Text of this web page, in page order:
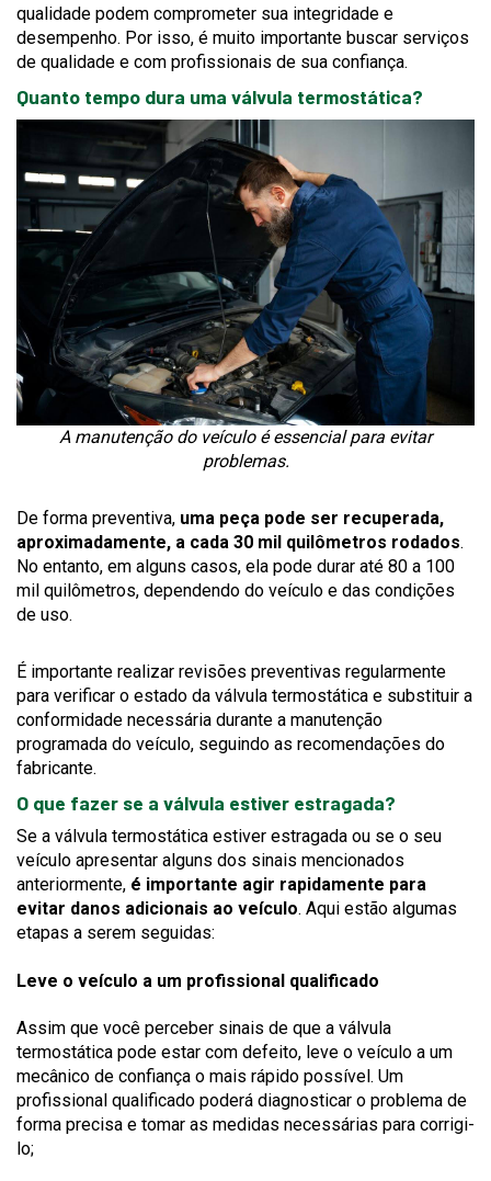
qualidade podem comprometer sua integridade e
desempenho. Por isso, é muito importante buscar serviços
de qualidade e com profissionais de sua confiança.
Quanto tempo dura uma válvula termostática?
A manutenção do veículo é essencial para evitar
problemas.
De forma preventiva, uma peça pode ser recuperada,
aproximadamente, a cada 30 mil quilômetros rodados.
No entanto, em alguns casos, ela pode durar até 80 a 100
mil quilômetros, dependendo do veículo e das condições
de uso.
É importante realizar revisões preventivas regularmente
para verificar o estado da válvula termostática e substituir a
conformidade necessária durante a manutenção
programada do veículo, seguindo as recomendações do
fabricante.
O que fazer se a válvula estiver estragada?
Se a válvula termostática estiver estragada ou se o seu
veículo apresentar alguns dos sinais mencionados
anteriormente, é importante agir rapidamente para
evitar danos adicionais ao veículo. Aqui estão algumas
etapas a serem seguidas:
Leve o veículo a um profissional qualificado
Assim que você perceber sinais de que a válvula
termostática pode estar com defeito, leve o veículo a um
mecânico de confiança o mais rápido possível. Um
profissional qualificado poderá diagnosticar o problema de
forma precisa e tomar as medidas necessárias para corrigi-
lo;